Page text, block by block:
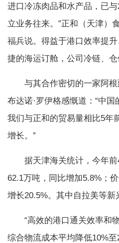
进口冷冻肉品和水产品，已
立业务往来。”正和（天津）
福兵说。得益于港口效率提
捷的海运订舱，公司冷链、仓
与其合作密切的一家阿根
布达诺·罗伊格感慨道：“中国
我们与正和的贸易量相比5年
增长。”
据天津海关统计，今年前
62.1万吨，同比增加5.8%；
增长20.5%。其中自拉美等新
“高效的港口通关效率和物
综合物流成本平均降低10%